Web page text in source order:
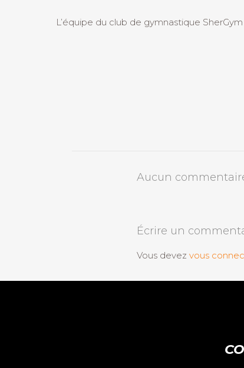
L’équipe du club de gymnastique SherGym
Aucun
Écrire un
Vous devez vous